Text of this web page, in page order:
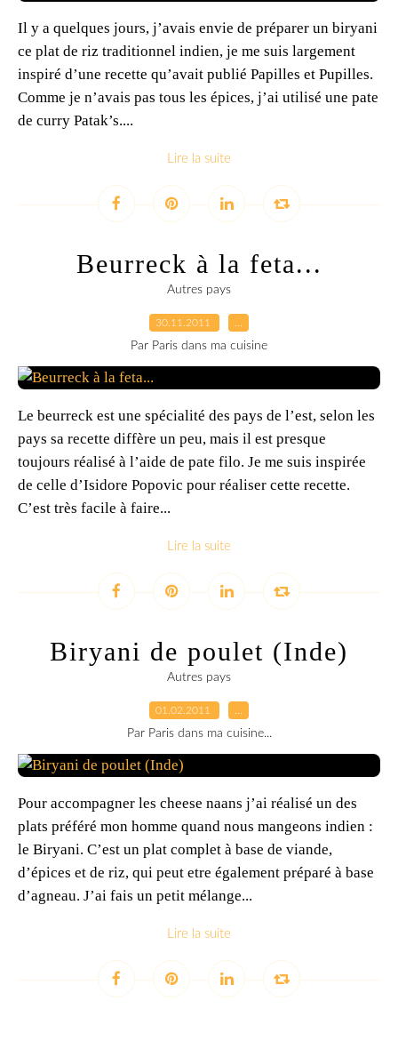
Il y a quelques jours, j’avais envie de préparer un biryani
ce plat de riz traditionnel indien, je me suis largement
inspiré d’une recette qu’avait publié Papilles et Pupilles.
Comme je n’avais pas tous les épices, j’ai utilisé une pate
de curry Patak’s....
Lire la suite
Beurreck à la feta...
Autres pays
30.11.2011
Par Paris dans ma cuisine
Le beurreck est une spécialité des pays de l’est, selon les
pays sa recette diffère un peu, mais il est presque
toujours réalisé à l’aide de pate filo. Je me suis inspirée
de celle d’Isidore Popovic pour réaliser cette recette.
C’est très facile à faire...
Lire la suite
Biryani de poulet (Inde)
Autres pays
01.02.2011
Par Paris dans ma cuisine...
Pour accompagner les cheese naans j’ai réalisé un des
plats préféré mon homme quand nous mangeons indien :
le Biryani. C’est un plat complet à base de viande,
d’épices et de riz, qui peut etre également préparé à base
d’agneau. J’ai fais un petit mélange...
Lire la suite